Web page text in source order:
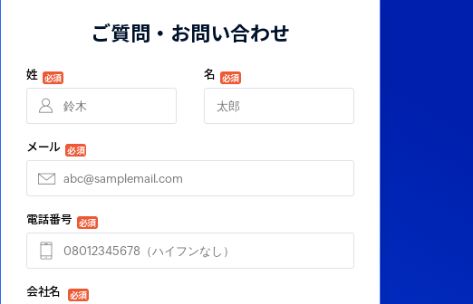
ご質問・お問い合わせ
姓 必須 名 必須
メール 必須
電話番号 必須
会社名 必須